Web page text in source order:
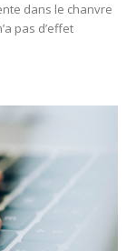
dans le chanvre
pas d’effet